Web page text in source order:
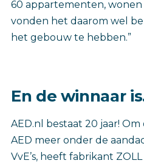
60 appartementen,
vonden het daarom wel
het gebouw te hebben.”
En de winnaar
AED.nl bestaat 20 jaar!
AED meer onder de
VvE’s, heeft fabrikant